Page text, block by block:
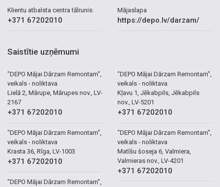
Klientu atbalsta centra tālrunis:
+371 67202010
Mājaslapa
https://depo.lv/darzam/
Saistītie uzņēmumi
"DEPO Mājai Dārzam Remontam",
veikals - noliktava
Lielā 2, Mārupe, Mārupes nov., LV-
2167
+371 67202010
"DEPO Mājai Dārzam Remontam",
veikals - noliktava
Krasta 36, Rīga, LV-1003
+371 67202010
"DEPO Mājai Dārzam Remontam",
"DEPO Mājai Dārzam Remontam",
veikals - noliktava
Kļavu 1, Jēkabpils, Jēkabpils
nov., LV-5201
+371 67202010
"DEPO Mājai Dārzam Remontam",
veikals - noliktava
Matīšu šoseja 6, Valmiera,
Valmieras nov., LV-4201
+371 67202010